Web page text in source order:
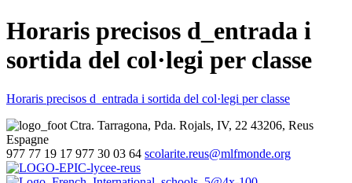
Horaris precisos d_entrada i
sortida del col·legi per classe
Horaris precisos d_entrada i sortida del col·legi per classe
Ctra. Tarragona, Pda. Rojals, IV, 22 43206, Reus
Espagne
977 77 19 17 977 30 03 64 scolarite.reus@mlfmonde.org